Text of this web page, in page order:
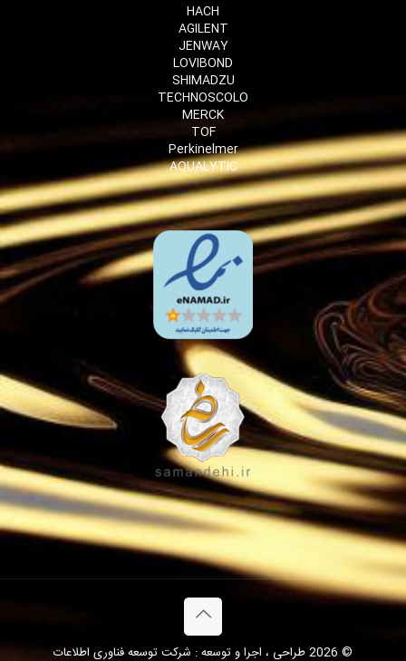
HACH
AGILENT
JENWAY
LOVIBOND
SHIMADZU
TECHNOSCOLO
MERCK
TOF
Perkinelmer
AQUALYTIC
© 2026 طراحی ، اجرا و توسعه : شرکت توسعه فناوری اطلاعات